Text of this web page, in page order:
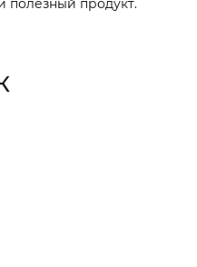
полезный продукт.